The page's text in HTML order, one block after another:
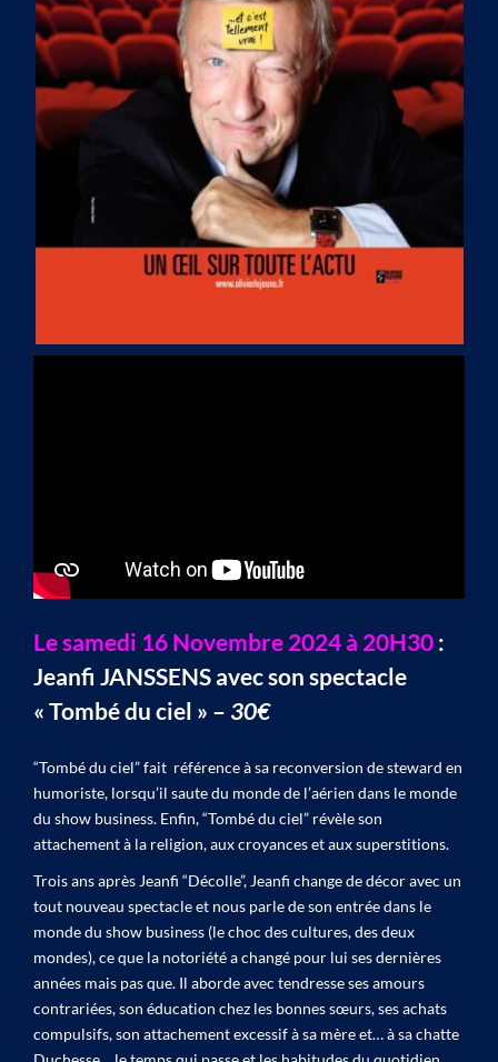
Le samedi 16 Novembre 2024 à 20H30 :
Jeanfi JANSSENS avec son spectacle
« Tombé du ciel » – 30€
“Tombé du ciel” fait référence à sa reconversion de steward en
humoriste, lorsqu’il saute du monde de l’aérien dans le monde
du show business. Enfin, “Tombé du ciel” révèle son
attachement à la religion, aux croyances et aux superstitions.
Trois ans après Jeanfi “Décolle”, Jeanfi change de décor avec un
tout nouveau spectacle et nous parle de son entrée dans le
monde du show business (le choc des cultures, des deux
mondes), ce que la notoriété a changé pour lui ses dernières
années mais pas que. Il aborde avec tendresse ses amours
contrariées, son éducation chez les bonnes sœurs, ses achats
compulsifs, son attachement excessif à sa mère et… à sa chatte